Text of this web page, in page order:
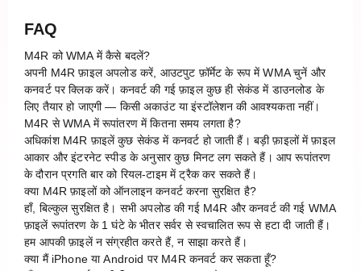
FAQ
M4R को WMA में कैसे बदलें?
अपनी M4R फ़ाइल अपलोड करें, आउटपुट फ़ॉर्मेट के रूप में WMA चुनें और
कनवर्ट पर क्लिक करें। कनवर्ट की गई फ़ाइल कुछ ही सेकंड में डाउनलोड के
लिए तैयार हो जाएगी — किसी अकाउंट या इंस्टॉलेशन की आवश्यकता नहीं।
M4R से WMA में रूपांतरण में कितना समय लगता है?
अधिकांश M4R फ़ाइलें कुछ सेकंड में कनवर्ट हो जाती हैं। बड़ी फ़ाइलों में फ़ाइल
आकार और इंटरनेट स्पीड के अनुसार कुछ मिनट लग सकते हैं। आप रूपांतरण
के दौरान प्रगति बार को रियल-टाइम में ट्रैक कर सकते हैं।
क्या M4R फ़ाइलों को ऑनलाइन कनवर्ट करना सुरक्षित है?
हाँ, बिल्कुल सुरक्षित है। सभी अपलोड की गई M4R और कनवर्ट की गई WMA
फ़ाइलें रूपांतरण के 1 घंटे के भीतर सर्वर से स्वचालित रूप से हटा दी जाती हैं।
हम आपकी फ़ाइलें न संग्रहीत करते हैं, न साझा करते हैं।
क्या मैं iPhone या Android पर M4R कनवर्ट कर सकता हूँ?